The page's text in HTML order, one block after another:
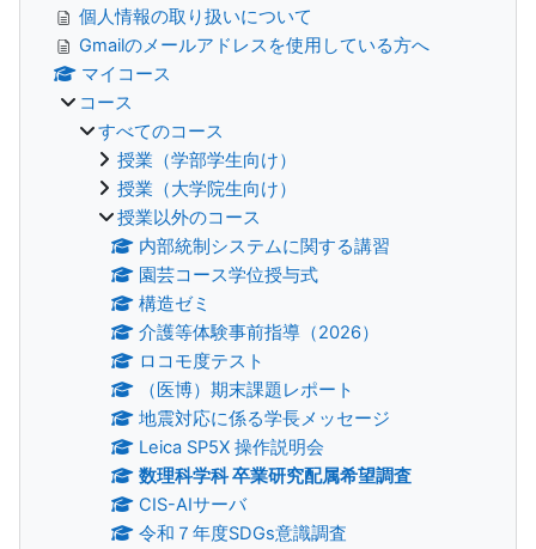
個人情報の取り扱いについて
Gmailのメールアドレスを使用している方へ
マイコース
コース
すべてのコース
授業（学部学生向け）
授業（大学院生向け）
授業以外のコース
内部統制システムに関する講習
園芸コース学位授与式
構造ゼミ
介護等体験事前指導（2026）
ロコモ度テスト
（医博）期末課題レポート
地震対応に係る学長メッセージ
Leica SP5X 操作説明会
数理科学科 卒業研究配属希望調査
CIS-AIサーバ
令和７年度SDGs意識調査